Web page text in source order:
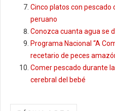
Cinco platos con pescado
peruano
Conozca cuanta agua se
Programa Nacional “A
recetario de peces
Comer pescado durante
cerebral del bebé